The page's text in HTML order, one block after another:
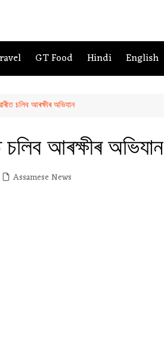
GT Food Hindi English
চলিব আৰক্ষীৰ অভিযান
আৰক্ষীৰ অভিযান
Assamese News